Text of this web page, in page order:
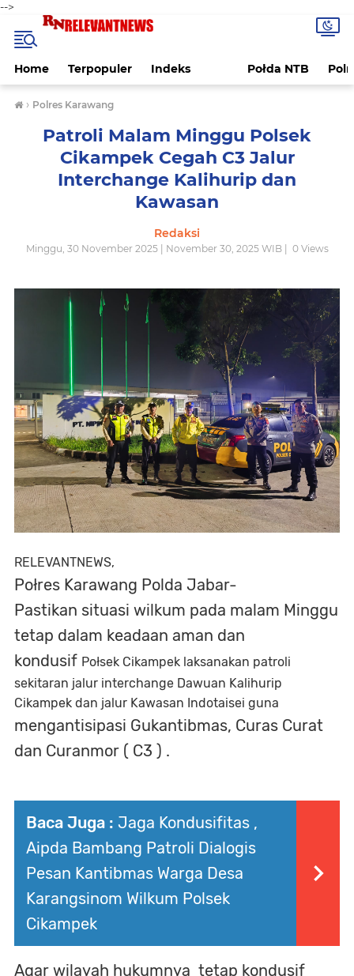
-->
Home Terpopuler Indeks Połda NTB
› Polres Karawang
Patroli Malam Minggu Polsek
Cikampek Cegah C3 Jalur
Interchange Kalihurip dan
Kawasan
Redaksi
Minggu, 30 November 2025 | November 30, 2025 WIB | 0Views
RELEVANTNEWS,
Połres Karawang Polda Jabar-
Pastikan situasi wilkum pada malam Minggu
tetap dalam keadaan aman dan
kondusif Połsek Cikampek laksanakan patroli
sekitaran jalur interchange Dawuan Kalihurip
Cikampek dan jalur Kawasan Indotaisei guna
mengantisipasi Gukantibmas, Curas Curat
dan Curanmor ( C3 ) .
Baca Juga : Jaga Kondusifitas ,
Aipda Bambang Patroli Dialogis
Pesan Kantibmas Warga Desa
Karangsinom Wilkum Polsek
Cikampek
Agar wilayah hukumnya tetap kondusif